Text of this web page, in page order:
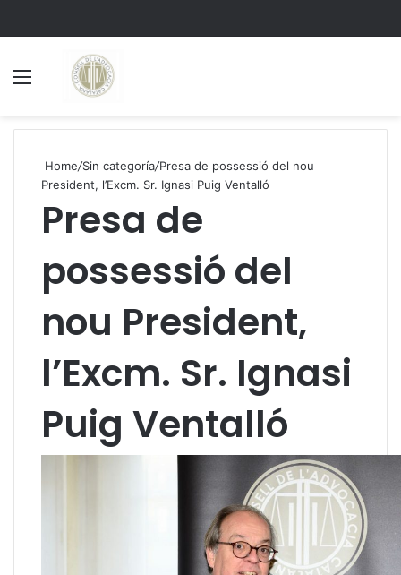
Home/Sin categoría/Presa de possessió del nou
President, l’Excm. Sr. Ignasi Puig Ventalló
Presa de
possessió del
nou President,
l’Excm. Sr. Ignasi
Puig Ventalló